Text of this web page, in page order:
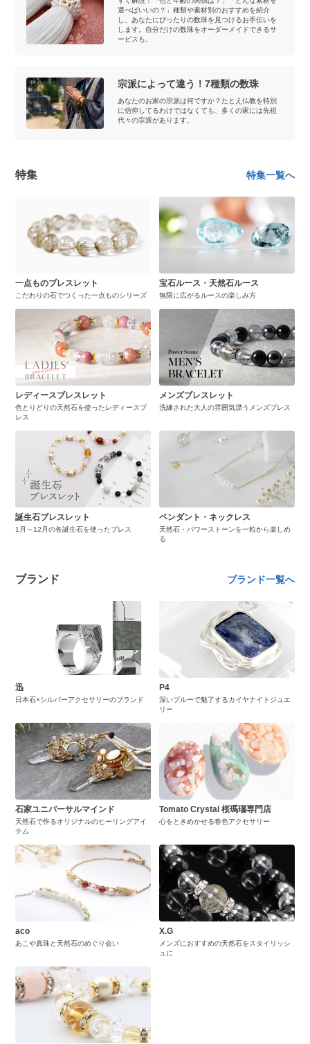
選べばいいの？」種類や素材別のおすすめを紹介
し、あなたにぴったりの数珠を見つけるお手伝いを
します。自分だけの数珠をオーダーメイドできるサ
ービスも。
宗派によって違う！7種類の数珠
あなたのお家の宗派は何ですか？たとえ仏教を特別
に信仰してるわけではなくても、多くの家には先祖
代々の宗派があります。
特集 特集一覧へ
一点ものブレスレット
こだわりの石でつくった一点ものシリーズ
宝石ルース・天然石ルース
無限に広がるルースの楽しみ方
レディースブレスレット
色とりどりの天然石を使ったレディースブ
レス
メンズブレスレット
洗練された大人の雰囲気漂うメンズブレス
誕生石ブレスレット
1月～12月の各誕生石を使ったブレス
ペンダント・ネックレス
天然石・パワーストーンを一粒から楽しめ
る
ブランド ブランド一覧へ
迅
日本石×シルバーアクセサリーのブランド
P4
深いブルーで魅了するカイヤナイトジュエ
リー
石家ユニバーサルマインド
天然石で作るオリジナルのヒーリングアイ
テム
Tomato Crystal 桜瑪瑙専門店
心をときめかせる春色アクセサリー
aco
あこや真珠と天然石のめぐり会い
X.G
メンズにおすすめの天然石をスタイリッシ
ュに